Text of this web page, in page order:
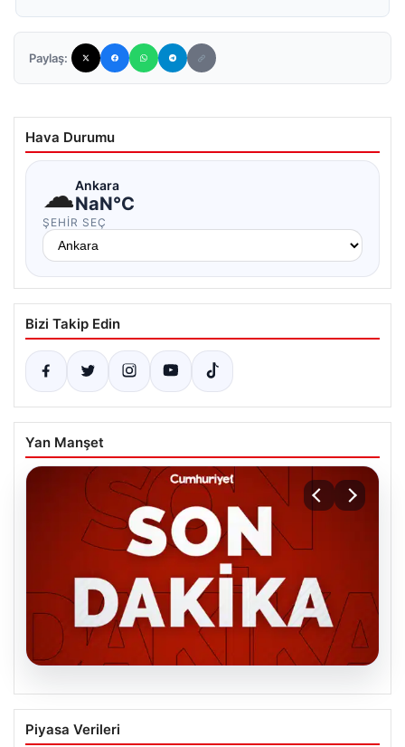
Paylaş:
Hava Durumu
☁Ankara
NaN°C
ŞEHIR SEÇ
Bizi Takip Edin
Yan Manşet
MGK’den 8 maddelik kritik bildiri: Dikkat
çeken ‘Terörsüz Bölge’ vurgusu
Piyasa Verileri